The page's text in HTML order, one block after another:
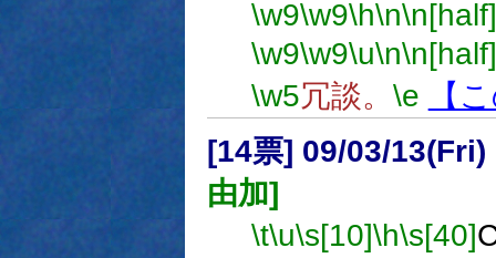
\w9\w9\h\n\n[half]
\w9\w9\u\n\n[half]
\w5冗談。 \e
【
[14票] 09/03/
由加]
\t\u\s[10]\h\s[40]